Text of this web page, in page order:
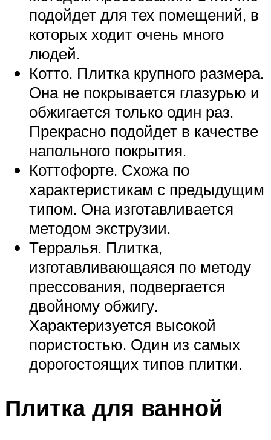
подойдет для тех помещений, в
которых ходит очень много
людей.
Котто. Плитка крупного размера.
Она не покрывается глазурью и
обжигается только один раз.
Прекрасно подойдет в качестве
напольного покрытия.
Коттофорте. Схожа по
характеристикам с предыдущим
типом. Она изготавливается
методом экструзии.
Терралья. Плитка,
изготавливающаяся по методу
прессования, подвергается
двойному обжигу.
Характеризуется высокой
пористостью. Один из самых
дорогостоящих типов плитки.
Плитка для ванной